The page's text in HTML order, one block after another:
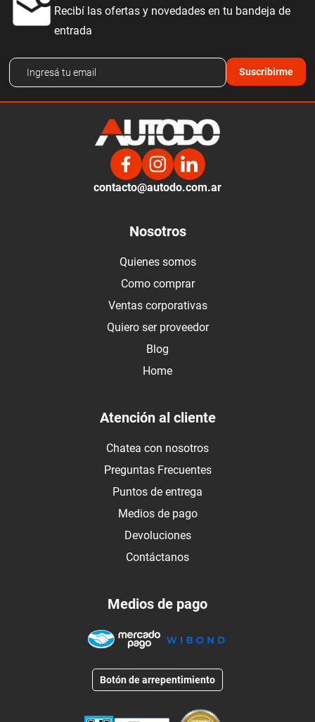
Recibí las ofertas y novedades en tu bandeja de
entrada
Suscribirme
contacto@autodo.com.ar
Nosotros
Quienes somos
Como comprar
Ventas corporativas
Quiero ser proveedor
Blog
Home
Atención al cliente
Chatea con nosotros
Preguntas Frecuentes
Puntos de entrega
Medios de pago
Devoluciones
Contáctanos
Medios de pago
Botón de arrepentimiento